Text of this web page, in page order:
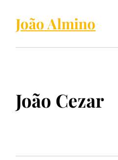
João Almino
João Cezar